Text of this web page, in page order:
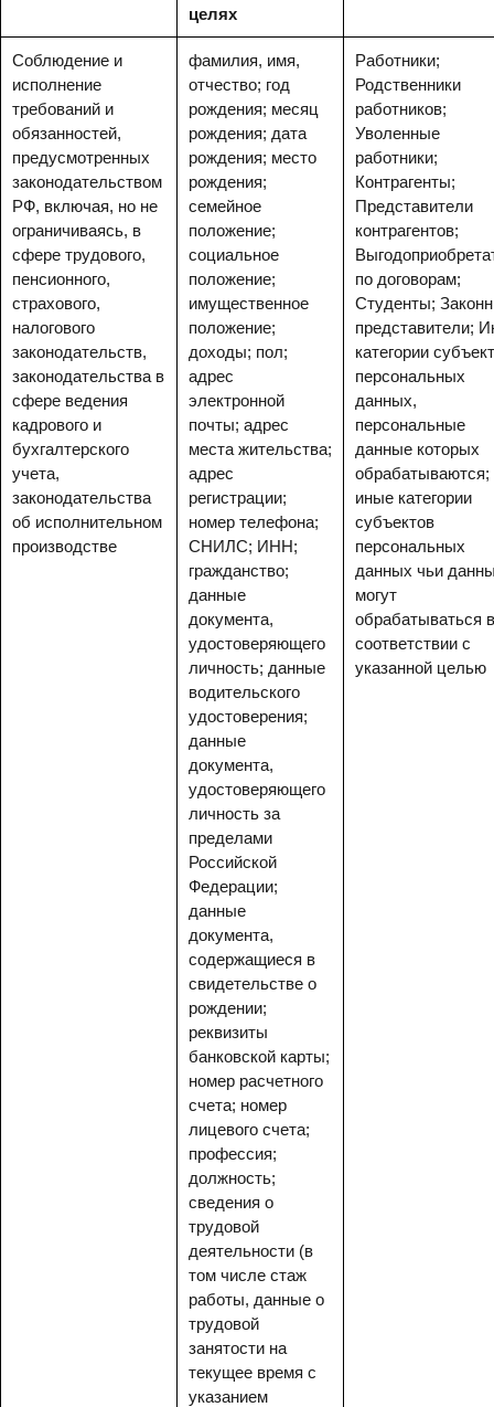
целях
Соблюдение и
исполнение
требований и
обязанностей,
предусмотренных
законодательством
РФ, включая, но не
ограничиваясь, в
сфере трудового,
пенсионного,
страхового,
налогового
законодательств,
законодательства в
сфере ведения
кадрового и
бухгалтерского
учета,
законодательства
об исполнительном
производстве
фамилия, имя,
отчество; год
рождения; месяц
рождения; дата
рождения; место
рождения;
семейное
положение;
социальное
положение;
имущественное
положение;
доходы; пол;
адрес
электронной
почты; адрес
места жительства;
адрес
регистрации;
номер телефона;
СНИЛС; ИНН;
гражданство;
данные
документа,
удостоверяющего
личность; данные
водительского
удостоверения;
данные
документа,
удостоверяющего
личность за
пределами
Российской
Федерации;
данные
документа,
содержащиеся в
свидетельстве о
рождении;
реквизиты
банковской карты;
номер расчетного
счета; номер
лицевого счета;
профессия;
должность;
сведения о
трудовой
деятельности (в
том числе стаж
работы, данные о
трудовой
занятости на
текущее время с
указанием
Работники;
Родственники
работников;
Уволенные
работники;
Контрагенты;
Представители
контрагентов;
по договорам;
Студенты;
представители;
категории
персональных
данных,
персональные
данные которых
обрабатываются;
иные категории
субъектов
персональных
данных чьи
могут
обрабатываться в
соответствии с
указанной целью